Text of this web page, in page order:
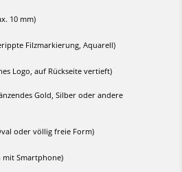
10 mm)
Filzmarkierung, Aquarell)
Logo, auf Rückseite vertieft)
Gold, Silber oder andere
oder völlig freie Form)
mit Smartphone)